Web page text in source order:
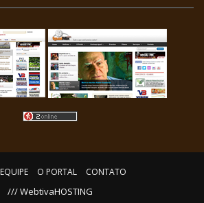
EQUIPE O PORTAL CONTATO
/// WebtivaHOSTING